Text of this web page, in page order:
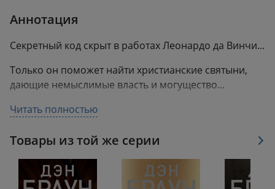
Аннотация
Секретный код скрыт в работах Леонардо да Винчи...
Только он поможет найти христианские святыни,
дающие немыслимые власть и могущество...
Ключ к величайшей тайне, над которой
найден...
Читать полностью
Товары из той же серии